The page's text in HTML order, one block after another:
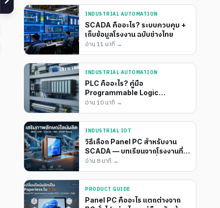
INDUSTRIAL AUTOMATION
SCADA คืออะไร? ระบบควบคุม +
เก็บข้อมูลโรงงาน ฉบับช่างไทย
อ่าน11 นาที →
INDUSTRIAL AUTOMATION
PLC คืออะไร? คู่มือ
Programmable Logic
Controller สำหรับช่างโรงงาน
อ่าน10 นาที →
INDUSTRIAL IOT
วิธีเลือก Panel PC สำหรับงาน
SCADA — บทเรียนจากโรงงานที่
เลือกผิดรุ่นแล้วเสียเงินซ้ำ
อ่าน 8 นาที →
PRODUCT GUIDE
Panel PC คืออะไร แตกต่างจาก